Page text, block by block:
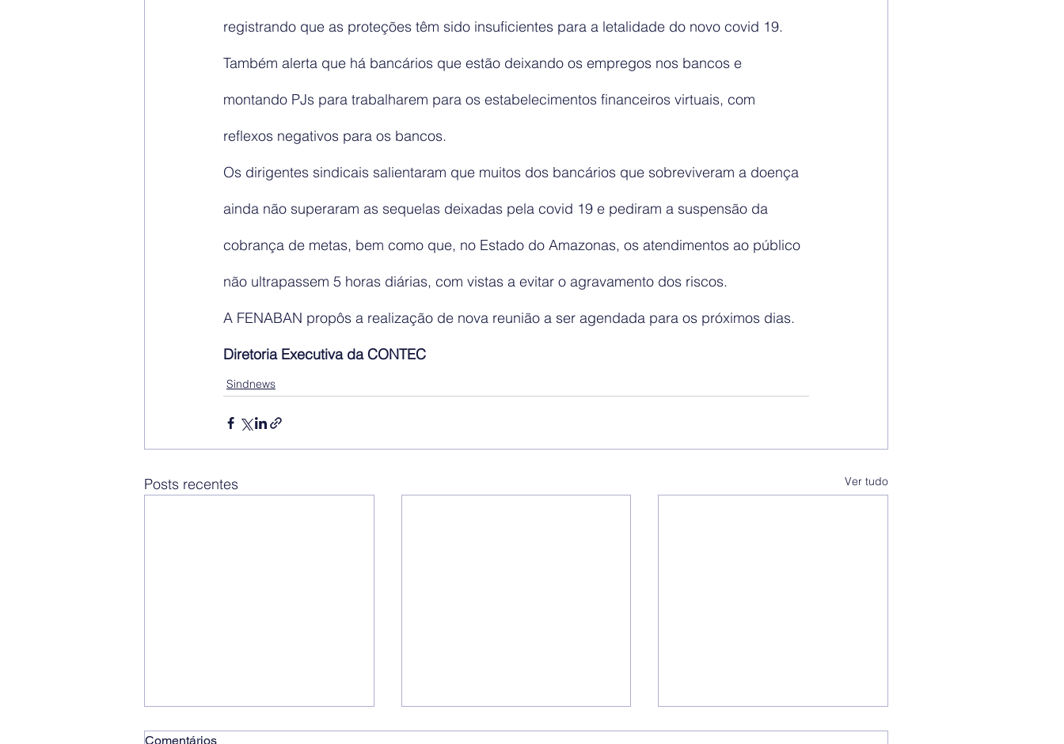
registrando que as proteções têm sido insuficientes para a letalidade do novo covid 19.
Também alerta que há bancários que estão deixando os empregos nos bancos e
montando PJs para trabalharem para os estabelecimentos financeiros virtuais, com
reflexos negativos para os bancos.
Os dirigentes sindicais salientaram que muitos dos bancários que sobreviveram a doença
ainda não superaram as sequelas deixadas pela covid 19 e pediram a suspensão da
cobrança de metas, bem como que, no Estado do Amazonas, os atendimentos ao público
não ultrapassem 5 horas diárias, com vistas a evitar o agravamento dos riscos.
A FENABAN propôs a realização de nova reunião a ser agendada para os próximos dias.
Diretoria Executiva da CONTEC
Sindnews
Posts recentes Ver tudo
Comentários